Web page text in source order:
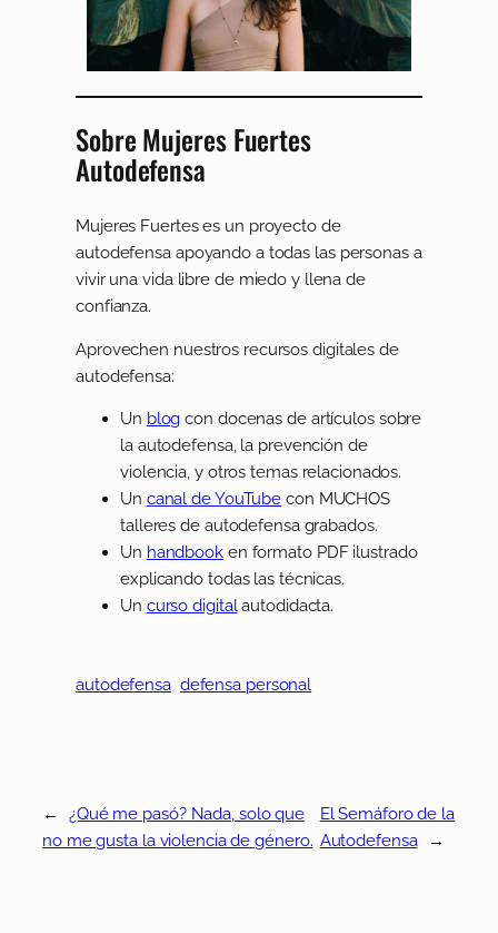
Sobre Mujeres Fuertes
Autodefensa
Mujeres Fuertes es un proyecto de
autodefensa apoyando a todas las personas a
vivir una vida libre de miedo y llena de
confianza.
Aprovechen nuestros recursos digitales de
autodefensa:
Un blog con docenas de artículos sobre
la autodefensa, la prevención de
violencia, y otros temas relacionados.
Un canal de YouTube con MUCHOS
talleres de autodefensa grabados.
Un handbooken formato PDF ilustrado
explicando todas las técnicas.
Un curso digitalautodidacta.
autodefensa defensa personal
←
¿Qué me pasó? Nada, solo que
no me gusta la violencia de género.
El Semáforo de la
Autodefensa
→